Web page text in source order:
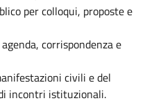
per colloqui, proposte e
corrispondenza e
civili e del
incontri istituzionali.